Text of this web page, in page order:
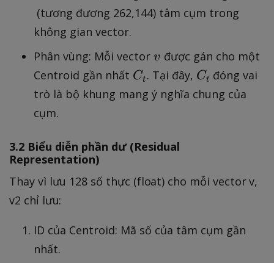
^
{
8
}
(tương đương 262,144) tâm cụm trong
không gian vector.
Phân vùng: Mỗi vector v
v được gán cho một
Centroid gần nhất C
_
Ct . Tại đây, C
_
Ct đóng vai
trò là bộ khung mang ý nghĩa chung của
cụm.
3.2 Biểu diễn phần dư (Residual
Representation)
Thay vì lưu 128 số thực (float) cho mỗi vector v,
v2 chỉ lưu:
ID của Centroid: Mã số của tâm cụm gần
nhất.